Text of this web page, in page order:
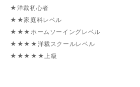
★洋裁初心者
★★家庭科レベル
★★★ホームソーイングレベル
★★★★洋裁スクールレベル
★★★★★上級